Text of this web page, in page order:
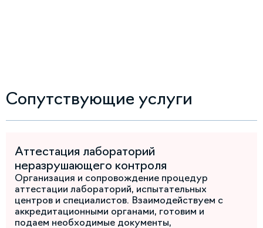
Сопутствующие услуги
Аттестация лабораторий
неразрушающего контроля
Организация и сопровождение процедур
аттестации лабораторий, испытательных
центров и специалистов. Взаимодействуем с
аккредитационными органами, готовим и
подаем необходимые документы,